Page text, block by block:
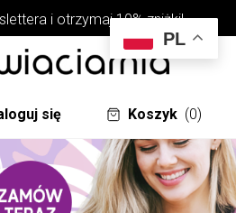
i otrzymaj 10% zniżki!
się Koszyk (0)
PL